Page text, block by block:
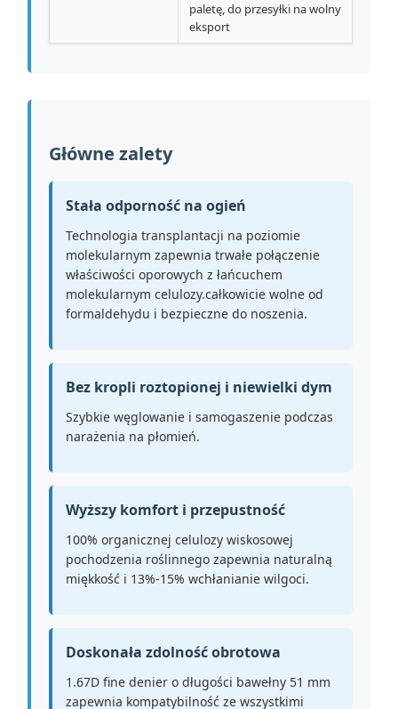
paletę, do przesyłki na wolny
eksport
Główne zalety
Stała odporność na ogień
Technologia transplantacji na poziomie
molekularnym zapewnia trwałe połączenie
właściwości oporowych z łańcuchem
molekularnym celulozy.całkowicie wolne od
formaldehydu i bezpieczne do noszenia.
Bez kropli roztopionej i niewielki dym
Szybkie węglowanie i samogaszenie podczas
narażenia na płomień.
Wyższy komfort i przepustność
100% organicznej celulozy wiskosowej
pochodzenia roślinnego zapewnia naturalną
miękkość i 13%-15% wchłanianie wilgoci.
Doskonała zdolność obrotowa
1.67D fine denier o długości bawełny 51 mm
zapewnia kompatybilność ze wszystkimi